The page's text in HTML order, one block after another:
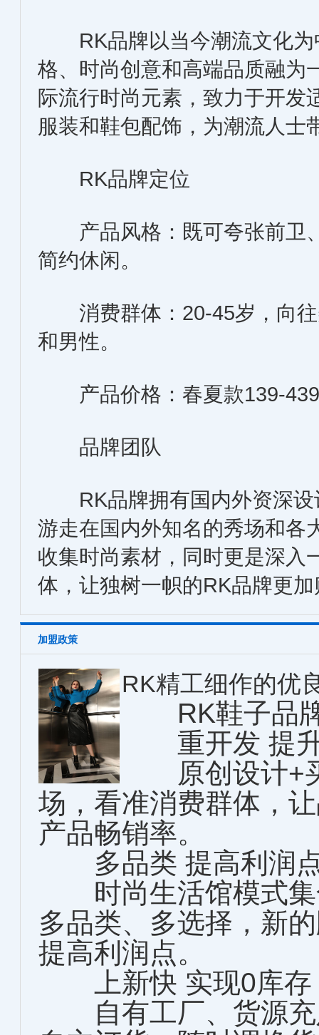
RK品牌以当今潮流文化为
格、时尚创意和高端品质融为
际流行时尚元素，致力于开发
服装和鞋包配饰，为潮流人士
RK品牌定位
产品风格：既可夸张前卫
简约休闲。
消费群体：20-45岁，向往
和男性。
产品价格：春夏款139-439
品牌团队
RK品牌拥有国内外资深设
游走在国内外知名的秀场和各
收集时尚素材，同时更是深入
体，让独树一帜的RK品牌更
加盟政策
RK精工细作的优
RK鞋子品
重开发 提升
原创设计+买
场，看准消费群体，
产品畅销率。
多品类 提高利润
时尚生活馆模式集
多品类、多选择，新
提高利润点。
上新快 实现0库存
自有工厂、货源充